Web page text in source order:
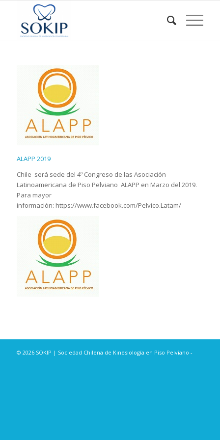
ALAPP 2019
Chile será sede del 4º Congreso de las Asociación
Latinoamericana de Piso Pelviano ALAPP en Marzo del 2019.
Para mayor
información: https://www.facebook.com/Pelvico.Latam/
© 2026 SOKIP | Sociedad Chilena de Kinesiología en Piso Pelviano -